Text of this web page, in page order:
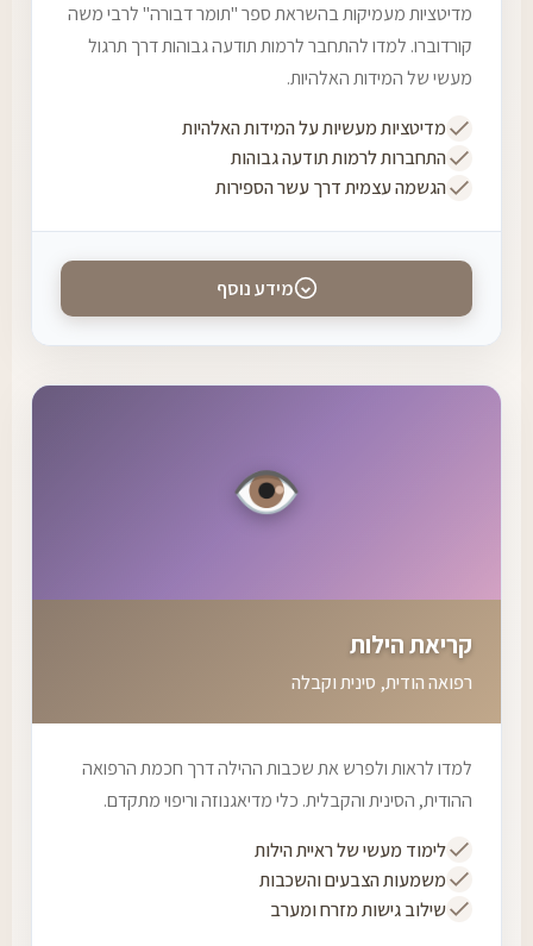
מדיטציות מעמיקות בהשראת ספר "תומר דבורה" לרבי משה
קורדוברו. למדו להתחבר לרמות תודעה גבוהות דרך תרגול
מעשי של המידות האלהיות.
מדיטציות מעשיות על המידות האלהיות
התחברות לרמות תודעה גבוהות
הגשמה עצמית דרך עשר הספירות
מידע נוסף
👁️
קריאת הילות
רפואה הודית, סינית וקבלה
למדו לראות ולפרש את שכבות ההילה דרך חכמת הרפואה
ההודית, הסינית והקבלית. כלי מדיאגנוזה וריפוי מתקדם.
לימוד מעשי של ראיית הילות
משמעות הצבעים והשכבות
שילוב גישות מזרח ומערב